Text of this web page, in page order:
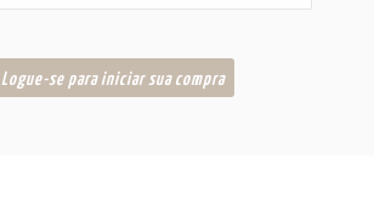
Logue-se para iniciar sua compra